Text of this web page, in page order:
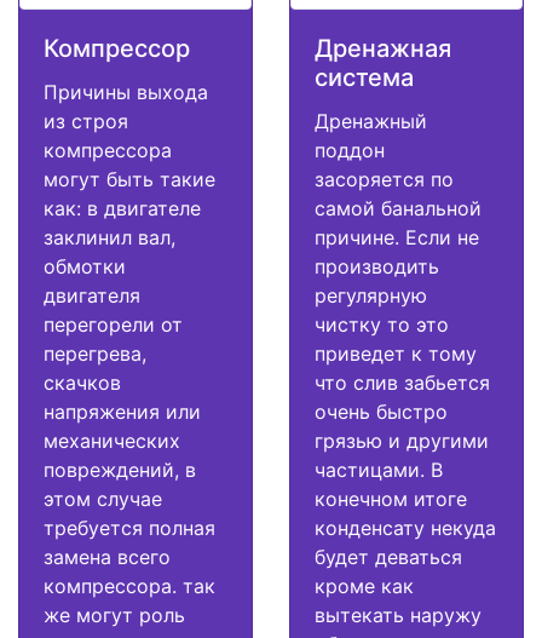
Компрессор
Причины выхода
из строя
компрессора
могут быть такие
как: в двигателе
заклинил вал,
обмотки
двигателя
перегорели от
перегрева,
скачков
напряжения или
механических
повреждений, в
этом случае
требуется полная
замена всего
компрессора. так
же могут роль
Дренажная
система
Дренажный
поддон
засоряется по
самой банальной
причине. Если не
производить
регулярную
чистку то это
приведет к тому
что слив забьется
очень быстро
грязью и другими
частицами. В
конечном итоге
конденсату некуда
будет деваться
кроме как
вытекать наружу